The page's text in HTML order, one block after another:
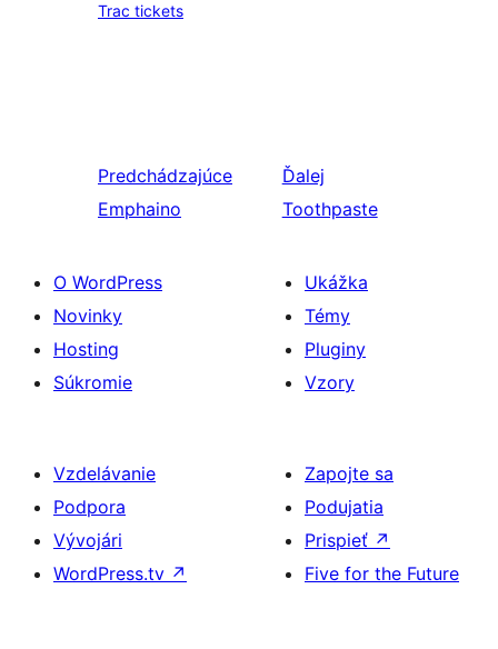
Trac tickets
Predchádzajúce
Emphaino
Ďalej
Toothpaste
O WordPress
Novinky
Hosting
Súkromie
Ukážka
Témy
Pluginy
Vzory
Vzdelávanie
Podpora
Vývojári
WordPress.tv ↗
Zapojte sa
Podujatia
Prispieť ↗
Five for the Future